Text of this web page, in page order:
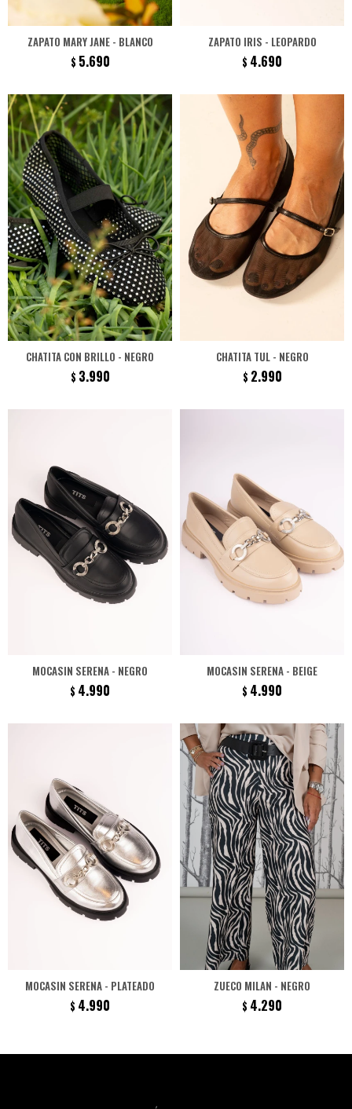
ZAPATO MARY JANE - BLANCO
$ 5.690
ZAPATO IRIS - LEOPARDO
$ 4.690
CHATITA CON BRILLO - NEGRO
$ 3.990
CHATITA TUL - NEGRO
$ 2.990
MOCASIN SERENA - NEGRO
$ 4.990
MOCASIN SERENA - BEIGE
$ 4.990
MOCASIN SERENA - PLATEADO
$ 4.990
ZUECO MILAN - NEGRO
$ 4.290